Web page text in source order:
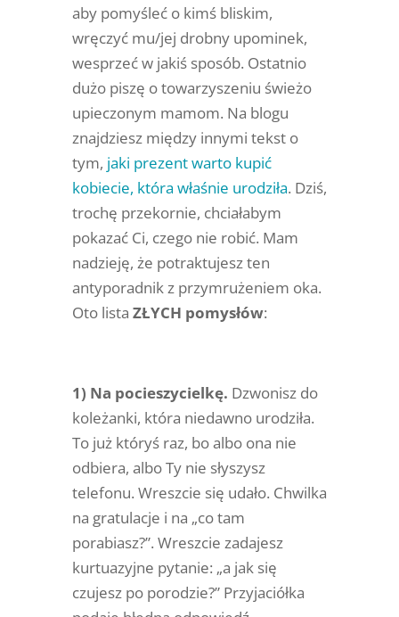
aby pomyśleć o kimś bliskim,
wręczyć mu/jej drobny upominek,
wesprzeć w jakiś sposób. Ostatnio
dużo piszę o towarzyszeniu świeżo
upieczonym mamom. Na blogu
znajdziesz między innymi tekst o
tym, jaki prezent warto kupić
kobiecie, która właśnie urodziła. Dziś,
trochę przekornie, chciałabym
pokazać Ci, czego nie robić. Mam
nadzieję, że potraktujesz ten
antyporadnik z przymrużeniem oka.
Oto lista ZŁYCH pomysłów:
1) Na pocieszycielkę. Dzwonisz do
koleżanki, która niedawno urodziła.
To już któryś raz, bo albo ona nie
odbiera, albo Ty nie słyszysz
telefonu. Wreszcie się udało. Chwilka
na gratulacje i na „co tam
porabiasz?”. Wreszcie zadajesz
kurtuazyjne pytanie: „a jak się
czujesz po porodzie?” Przyjaciółka